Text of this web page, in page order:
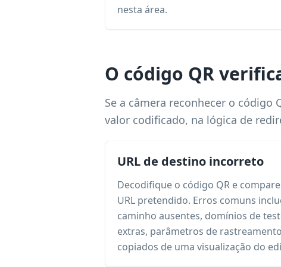
nesta área.
O código QR
Se a câmera reconhecer o
valor codificado, na lógica de
URL de destino incorreto
Decodifique o código QR e
URL pretendido. Erros comuns
caminho ausentes, domínios de
extras, parâmetros de
copiados de uma visualização do